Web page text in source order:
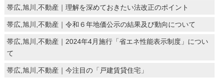
帯広,旭川,不動産｜理解を深めておきたい法改正のポイント
帯広,旭川,不動産｜令和６年地価公示の結果及び動向について
帯広,旭川,不動産｜2024年4月施行「省エネ性能表示制度」につい
て
帯広,旭川,不動産｜今注目の「戸建賃貸住宅」